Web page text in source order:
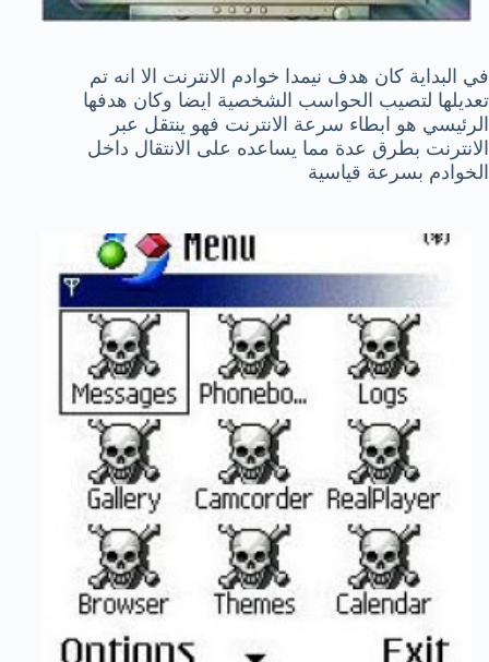
في البداية كان هدف نيمدا خوادم الانترنت الا انه تم
تعديلها لتصيب الحواسب الشخصية ايضا وكان هدفها
الرئيسي هو ابطاء سرعة الانترنت فهو ينتقل عبر
الانترنت بطرق عدة مما يساعده على الانتقال داخل
الخوادم بسرعة قياسية